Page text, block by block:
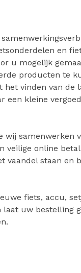
en
u mogelijk
producten te
vinden van de
een kleine
wij samenwerken
veilige online
vaandel staan en
fiets, accu,
uw bestelling